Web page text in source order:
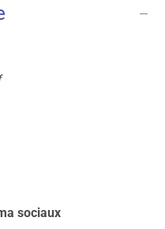
sociaux